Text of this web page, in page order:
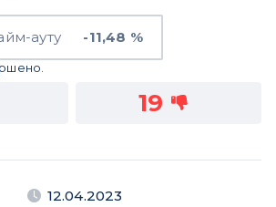
ауту -11,48 %
19
12.04.2023